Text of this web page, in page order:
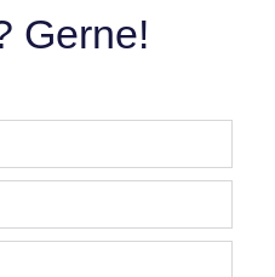
Gerne!